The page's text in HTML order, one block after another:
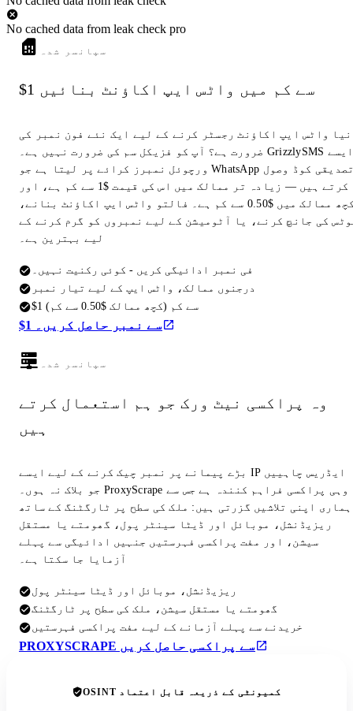
No cached data from leak check pro
سپانسر شدہ
$1 سے کم میں واٹس ایپ اکاؤنٹ بنائیں
نیا واٹس ایپ اکاؤنٹ رجسٹر کرنے کے لیے ایک نئے فون نمبر کی
ضرورت ہے؟ آپ کو فزیکل سم کی ضرورت نہیں ہے۔ GrizzlySMS ایسے
ورچوئل نمبرز کرائے پر لیتا ہے جو WhatsApp تصدیقی کوڈ وصول
کرتے ہیں — زیادہ تر ممالک میں اس کی قیمت $1 سے کم ہے، اور
کچھ ممالک میں $0.50 سے کم ہے۔ فالتو واٹس ایپ اکاؤنٹ بنانے،
کی جانچ کرنے، یا آٹومیشن کے لیے نمبروں کو گرم کرنے کے
لیے بہترین ہے۔
فی نمبر ادائیگی کریں - کوئی رکنیت نہیں۔
درجنوں ممالک، واٹس ایپ کے لیے تیار نمبر
$1 سے کم (کچھ ممالک $0.50 سے کم)
$1 سے نمبر حاصل کریں۔
سپانسر شدہ
وہ پراکسی نیٹ ورک جو ہم استعمال کرتے
ہیں
بڑے پیمانے پر نمبر چیک کرنے کے لیے ایسے IP ایڈریس چاہییں
جو بلاک نہ ہوں۔ ProxyScrape وہی پراکسی فراہم کنندہ ہے جس سے
ہماری اپنی تلاشیں گزرتی ہیں: ملک کی سطح پر ٹارگٹنگ کے ساتھ
ریزیڈنشل، موبائل اور ڈیٹا سینٹر پول، گھومتے یا مستقل
سیشن، اور مفت پراکسی فہرستیں جنہیں ادائیگی سے پہلے
آزمایا جا سکتا ہے۔
ریزیڈنشل، موبائل اور ڈیٹا سینٹر پول
گھومتے یا مستقل سیشن، ملک کی سطح پر ٹارگٹنگ
خریدنے سے پہلے آزمانے کے لیے مفت پراکسی فہرستیں
PROXYSCRAPE سے پراکسی حاصل کریں
OSINT کمیونٹی کے ذریعہ قابل اعتماد